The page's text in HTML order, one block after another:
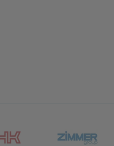
(öffnet in neuem Tab)